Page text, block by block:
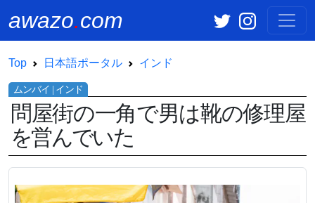
awazo.com
Top 日本語ポータル インド
問屋街の一角で男は靴の修理屋
を営んでいた